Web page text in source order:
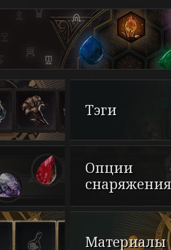
Тэги
Опции
снаряжения
Материалы